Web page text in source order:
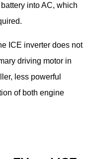
into AC, which
ICE inverter does not
driving motor in
less powerful
of both engine